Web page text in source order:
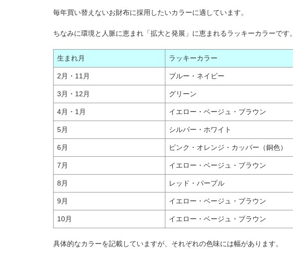
毎年買い替えないお財布に採用したいカラーに適しています。
ちなみに環境と人脈に恵まれ「拡大と発展」に恵まれるラッキーカラーです。
生まれ月 ラッキーカラー
2月・11月 ブルー・ネイビー
3月・12月 グリーン
4月・1月 イエロー・ベージュ・ブラウン
5月 シルバー・ホワイト
6月 ピンク・オレンジ・カッパー（銅色）
7月 イエロー・ベージュ・ブラウン
8月 レッド・パープル
9月 イエロー・ベージュ・ブラウン
10月 イエロー・ベージュ・ブラウン
具体的なカラーを記載していますが、それぞれの色味には幅があります。